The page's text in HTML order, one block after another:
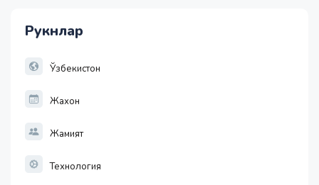
1 EUR
Рукнлар
Ўзбекистон
Жахон
Жамият
Технология